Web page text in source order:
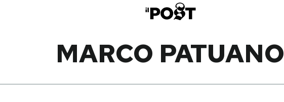
MARCO PATUANO